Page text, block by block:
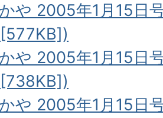
や 2005年1月15日
や 2005年1月15日
や 2005年1月15日